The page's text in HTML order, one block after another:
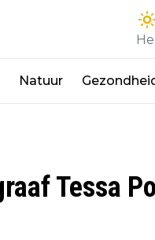
Natuur
Tessa